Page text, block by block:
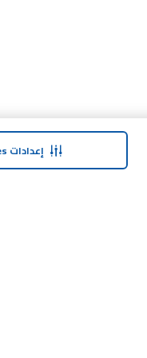
إعدادات Cookiesوفر معنا